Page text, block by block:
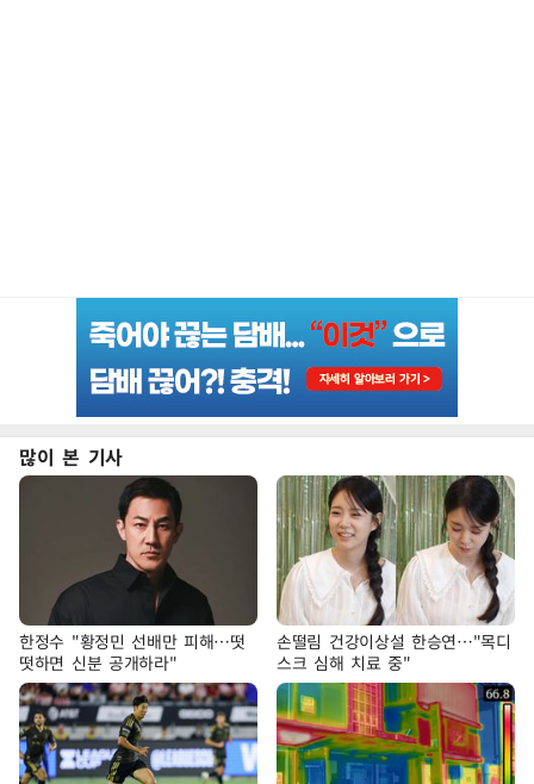
많이 본 기사
한정수 "황정민 선배만 피해…떳
떳하면 신분 공개하라"
손떨림 건강이상설 한승연…"목디
스크 심해 치료 중"